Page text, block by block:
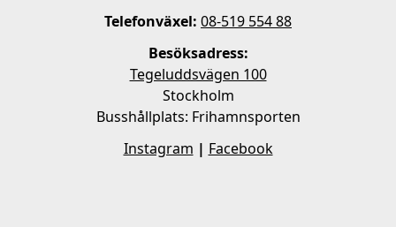
Telefonväxel: 08-519 554 88
Besöksadress:
Tegeluddsvägen 100
Stockholm
Busshållplats: Frihamnsporten
Instagram | Facebook